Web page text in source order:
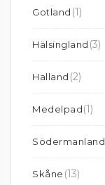
Gotland (1)
Hälsingland (3)
Halland (2)
Medelpad(1)
Södermanland
Skåne (13)